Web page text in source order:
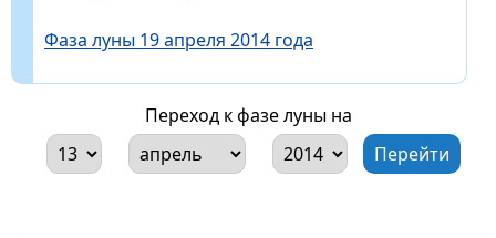
Фаза луны 19 апреля 2014 года
Переход к фазе луны на